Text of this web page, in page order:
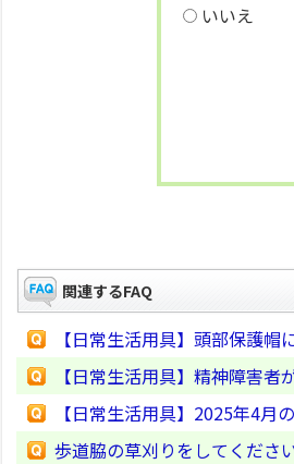
いいえ
関連するFAQ
【日常生活用具】頭部保護
【日常生活用具】精神障害
【日常生活用具】2025年4月
歩道脇の草刈りをしてください